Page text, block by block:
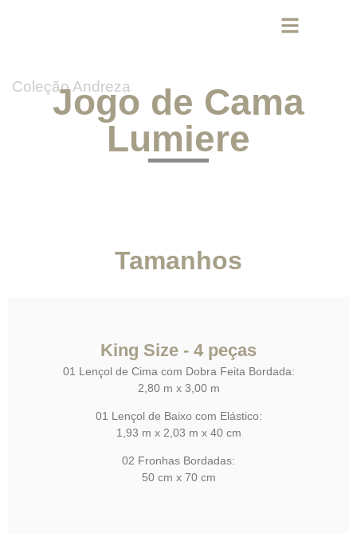
Coleção Andreza
Jogo de Cama
Lumiere
Tamanhos
King Size - 4 peças
01 Lençol de Cima com Dobra Feita Bordada:
2,80 m x 3,00 m
01 Lençol de Baixo com Elástico:
1,93 m x 2,03 m x 40 cm
02 Fronhas Bordadas:
50 cm x 70 cm